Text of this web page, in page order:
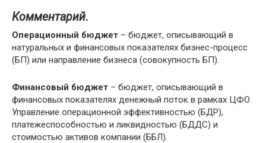
Комментарий.
Операционный бюджет – бюджет, описывающий в
натуральных и финансовых показателях бизнес-процесс
(БП) или направление бизнеса (совокупность БП).
Финансовый бюджет – бюджет, описывающий в
финансовых показателях денежный поток в рамках ЦФО.
Управление операционной эффективностью (БДР),
платежеспособностью и ликвидностью (БДДС) и
стоимостью активов компании (ББЛ).